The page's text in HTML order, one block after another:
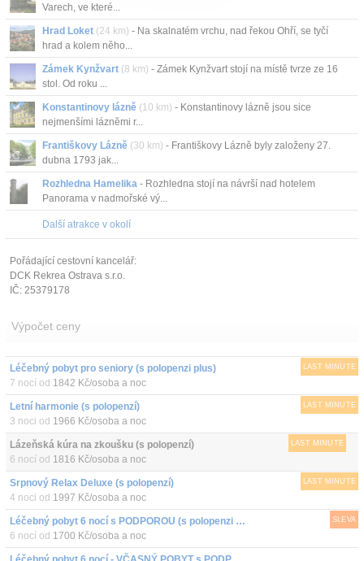
Varech, ve které...
Hrad Loket (24 km) - Na skalnatém vrchu, nad řekou Ohří, se tyčí
hrad a kolem něho...
Zámek Kynžvart (8 km) - Zámek Kynžvart stojí na místě tvrze ze 16
stol. Od roku ...
Konstantinovy lázně (10 km) - Konstantinovy lázně jsou sice
nejmenšími lázněmi r...
Františkovy Lázně (30 km) - Františkovy Lázně byly založeny 27.
dubna 1793 jak...
Rozhledna Hamelika - Rozhledna stojí na návrší nad hotelem
Panorama v nadmořské vý...
Další atrakce v okolí
Pořádající cestovní kancelář:
DCK Rekrea Ostrava s.r.o.
IČ: 25379178
Výpočet ceny
Léčebný pobyt pro seniory (s polopenzi plus)
7 nocí od 1842 Kč/osoba a noc
LAST MINUTE
Letní harmonie (s polopenzí)
3 noci od 1966 Kč/osoba a noc
LAST MINUTE
Lázeňská kúra na zkoušku (s polopenzí)
6 nocí od 1816 Kč/osoba a noc
LAST MINUTE
Srpnový Relax Deluxe (s polopenzí)
4 noci od 1997 Kč/osoba a noc
LAST MINUTE
Léčebný pobyt 6 nocí s PODPOROU (s polopenzi plus)
6 nocí od 1700 Kč/osoba a noc
SLEVA